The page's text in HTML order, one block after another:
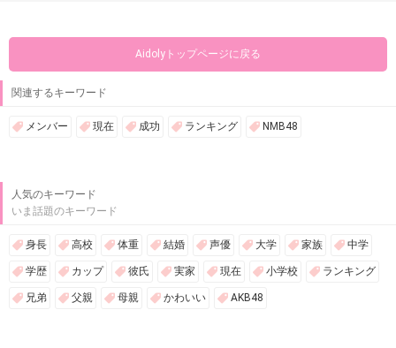
Aidolyトップページに戻る
関連するキーワード
メンバー 現在 成功 ランキング NMB48
人気のキーワード
いま話題のキーワード
身長 高校 体重 結婚 声優 大学 家族 中学
学歴 カップ 彼氏 実家 現在 小学校 ランキング
兄弟 父親 母親 かわいい AKB48